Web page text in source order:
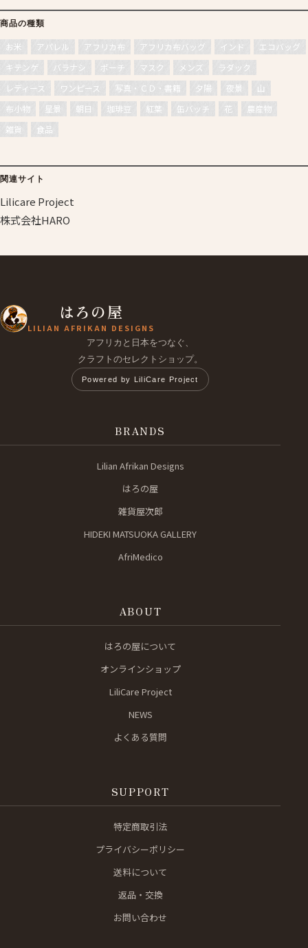
商品の種類
お米 アパレル アフリカ布 アフリカ布バッグ インド
エコバッグ
キテンゲ
バラナシ ポーチ マスク メンズ
ラダック
レディース
ワンピース 写真・ＣＤ・書籍 夕陽 夜景
山
布小物
星景 朝日 珈琲豆 紅葉 缶バッチ 花
農産物
雑貨
食品
関連サイト
Lilicare Project
株式会社HARO
はろの屋
LILIAN AFRIKAN DESIGNS
アフリカと日本をつなぐ、
クラフトのセレクトショップ。
Powered by LiliCare Project
BRANDS
Lilian Afrikan Designs
はろの屋
雑貨屋次郎
HIDEKI MATSUOKA GALLERY
AfriMedico
ABOUT
はろの屋について
オンラインショップ
LiliCare Project
NEWS
よくある質問
SUPPORT
特定商取引法
プライバシーポリシー
送料について
返品・交換
お問い合わせ